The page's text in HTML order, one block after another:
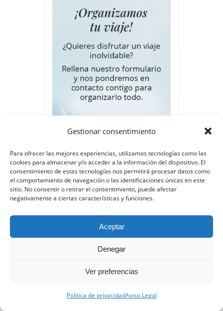
Gestionar consentimiento
Para ofrecer las mejores experiencias, utilizamos tecnologías como las
cookies para almacenar y/o acceder a la información del dispositivo. El
consentimiento de estas tecnologías nos permitirá procesar datos como
el comportamiento de navegación o las identificaciones únicas en este
sitio. No consentir o retirar el consentimiento, puede afectar
negativamente a ciertas características y funciones.
Aceptar
Denegar
Ver preferencias
Política de privacidadAviso Legal